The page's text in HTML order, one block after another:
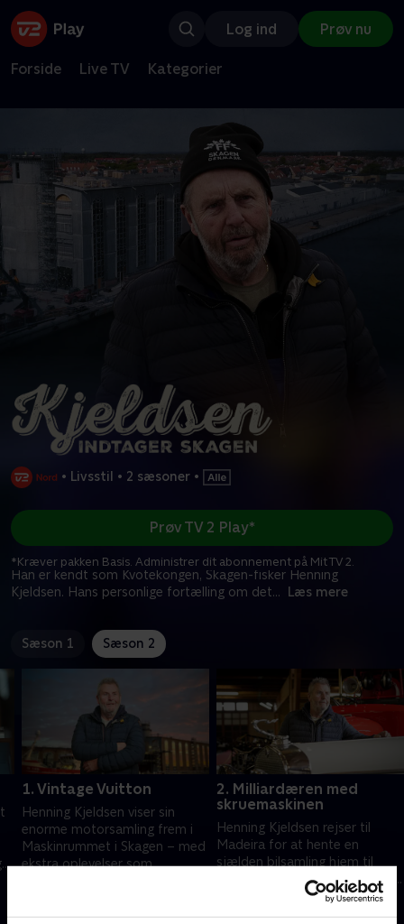
Log ind Prøv nu
Forside Live TV Kategorier
• Livsstil • 2 sæsoner •
Han er kendt som Kvotekongen, Skagen-fisker Henning
Kjeldsen. Hans personlige fortælling om det... Læs mere
Prøv TV 2 Play*
*Kræver pakken Basis. Administrer dit abonnement på Mit TV 2.
Sæson 1 Sæson 2
1. Vintage Vuitton
Henning Kjeldsen viser sin
enorme motorsamling frem i
Maskinrummet i Skagen – med
ekstra oplevelser som
2. Milliardæren med
skruemaskinen
Henning Kjeldsen rejser til
Madeira for at hente en
sjælden bilsamling hjem til
Maskinrummet – og giver selv
en hånd med, når de kostbare
8. februar 2026 • 23 min